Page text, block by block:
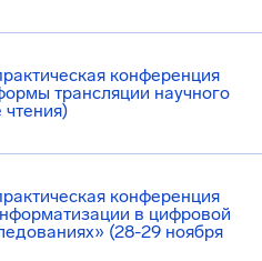
конференция
трансляции научного
конференция
в цифровой
(28-29 ноября